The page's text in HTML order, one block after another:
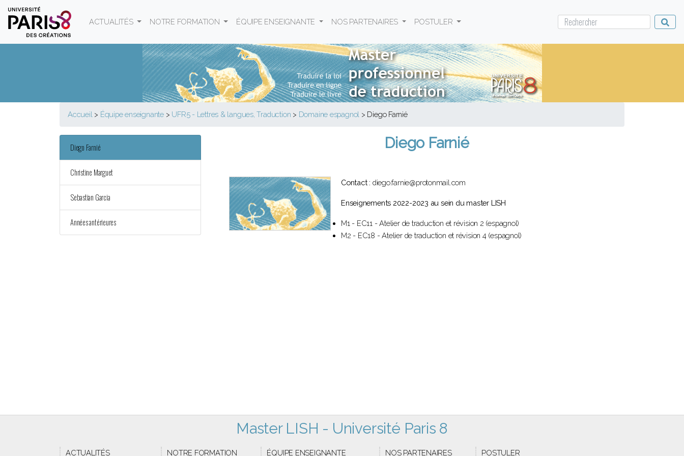
Panneau de gestion des cookies
ACTUALITÉS NOTRE FORMATION ÉQUIPE ENSEIGNANTE NOS PARTENAIRES POSTULER
Accueil > Équipe enseignante > UFR5 - Lettres & langues, Traduction > Domaine espagnol > Diego Farnié
Diego Farnié
Christine Marguet
Sebastian Garcia
Années antérieures
Diego Farnié
Contact : diego.farnie@protonmail.com
Enseignements 2022-2023 au sein du master LISH
M1 - EC11 - Atelier de traduction et révision 2 (espagnol)
M2 - EC18 - Atelier de traduction et révision 4 (espagnol)
Master LISH - Université Paris 8
ACTUALITÉS NOTRE FORMATION ÉQUIPE ENSEIGNANTE NOS PARTENAIRES POSTULER